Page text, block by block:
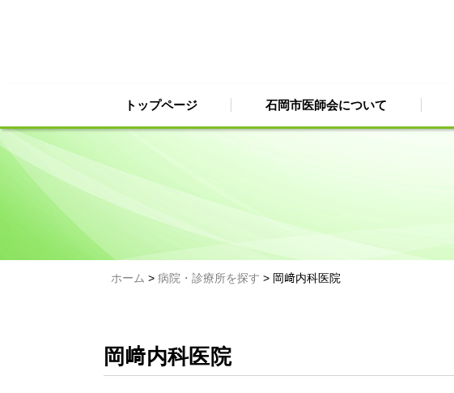
トップページ 石岡市医師会について
ホーム > 病院・診療所を探す > 岡﨑内科医院
岡﨑内科医院